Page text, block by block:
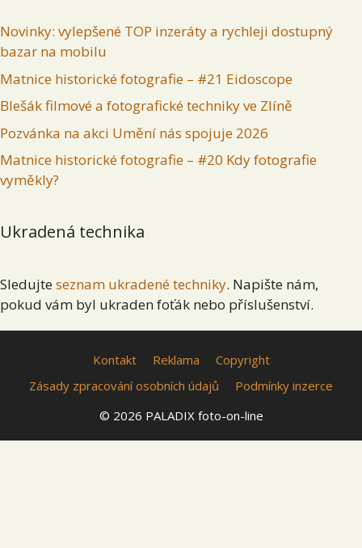
Novinky: vylepšené TOP inzeráty a rychleji dostupný
bazar na mobilu
Matnice historické fotografie – #21 Eidoscope
Blešák filmové a fotografické techniky ve Zlíně
Pozvánka na akci Umění nás spojuje 2026
Matnice historické fotografie – #20 Kdy fotografie
vyměkly?
Ukradená technika
Sledujte seznam ukradené techniky. Napište nám,
pokud vám byl ukraden foťák nebo příslušenství.
Kontakt Reklama
Copyright
Zásady zpracování osobních údajů
Podmínky inzerce
© 2026 PALADIX foto-on-line